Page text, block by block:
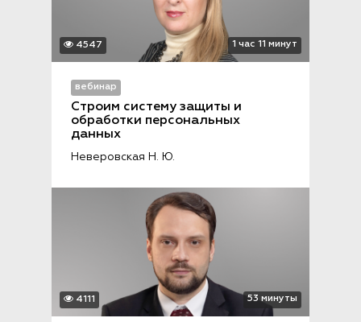
4547 1 час 11 минут
вебинар
Строим систему защиты и
обработки персональных
данных
Неверовская Н. Ю.
4111 53 минуты